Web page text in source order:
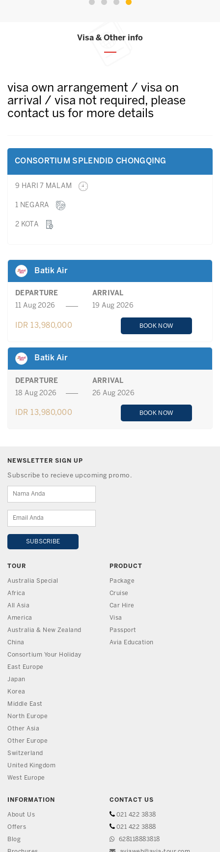
Visa & Other info
visa own arrangement / visa on
arrival / visa not required, please
contact us for more details
CONSORTIUM SPLENDID CHONGQING
9 HARI 7 MALAM
1 NEGARA
2 KOTA
Batik Air
DEPARTURE
ARRIVAL
11 Aug 2026
19 Aug 2026
IDR 13,980,000 BOOK NOW
Batik Air
DEPARTURE
ARRIVAL
18 Aug 2026
26 Aug 2026
IDR 13,980,000 BOOK NOW
NEWSLETTER SIGN UP
Subscribe to recieve upcoming promo.
TOUR
Australia Special
Africa
All Asia
America
Australia & New Zealand
China
Consortium Your Holiday
East Europe
Japan
Korea
Middle East
North Europe
Other Asia
Other Europe
Switzerland
United Kingdom
West Europe
PRODUCT
Package
Cruise
Car Hire
Visa
Passport
Avia Education
INFORMATION
About Us
Offers
Blog
CONTACT US
021 422 3838
021 422 3888
628118883818